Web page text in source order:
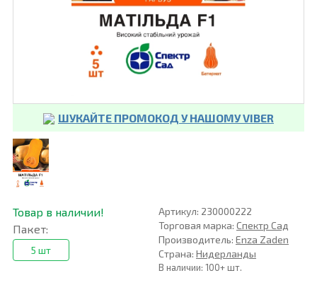
ШУКАЙТЕ ПРОМОКОД У НАШОМУ VIBER
Товар в наличии!
Пакет:
5 шт
Артикул: 230000222
Торговая марка: Спектр Сад
Производитель: Enza Zaden
Страна: Нидерланды
В наличии: 100+ шт.